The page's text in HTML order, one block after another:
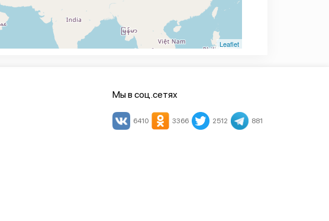
Leaflet
Мы в соц.сетях
6410 3366 2512 881